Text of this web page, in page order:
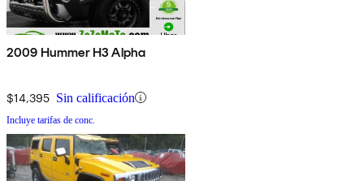
2009 Hummer H3 Alpha
$14,395 Sin calificación
Incluye tarifas de conc.